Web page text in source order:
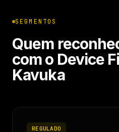
SEGMENTOS
Quem
com o Device
Kavuka
REGULADO